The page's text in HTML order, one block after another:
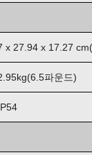
x 27.94 x 17.27
파운드)